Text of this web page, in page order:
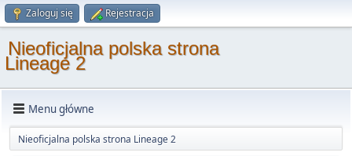
Zaloguj się Rejestracja
Nieoficjalna polska strona
Lineage 2
Menu główne
Nieoficjalna polska strona Lineage 2